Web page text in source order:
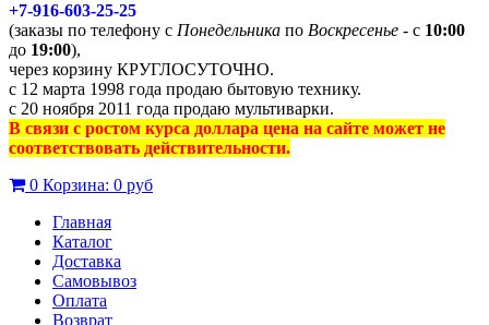
+7-916-603-25-25
(заказы по телефону с Понедельника по Воскресенье - с 10:00
до 19:00),
через корзину КРУГЛОСУТОЧНО.
с 12 марта 1998 года продаю бытовую технику.
с 20 ноября 2011 года продаю мультиварки.
В связи с ростом курса доллара цена на сайте может не
соответствовать действительности.
0 Корзина: 0 руб
Главная
Каталог
Доставка
Самовывоз
Оплата
Возврат